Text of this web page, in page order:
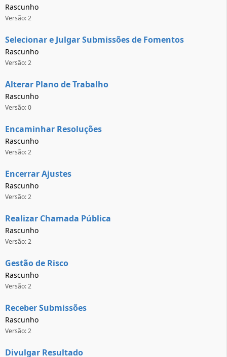
Rascunho
Versão: 2
Selecionar e Julgar Submissões de Fomentos
Rascunho
Versão: 2
Alterar Plano de Trabalho
Rascunho
Versão: 0
Encaminhar Resoluções
Rascunho
Versão: 2
Encerrar Ajustes
Rascunho
Versão: 2
Realizar Chamada Pública
Rascunho
Versão: 2
Gestão de Risco
Rascunho
Versão: 2
Receber Submissões
Rascunho
Versão: 2
Divulgar Resultado